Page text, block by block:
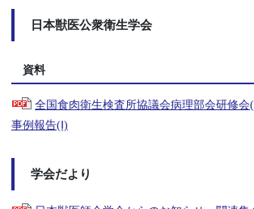
日本獣医公衆衛生学会
資料
全国食肉衛生検査所協議会病理部会研修会
事例報告(Ⅰ)
学会だより